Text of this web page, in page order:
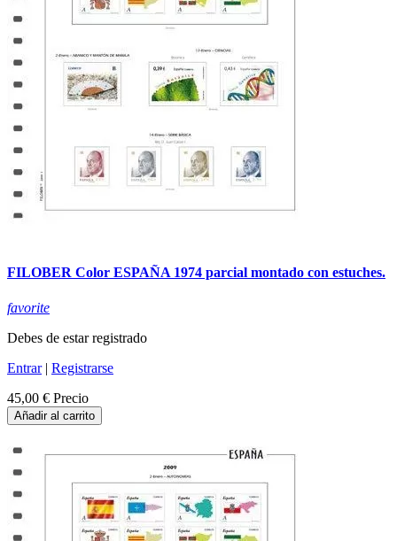
FILOBER Color ESPAÑA 1974 parcial montado con estuches.
favorite
Debes de estar registrado
Entrar| Registrarse
45,00 € Precio
Añadir al carrito